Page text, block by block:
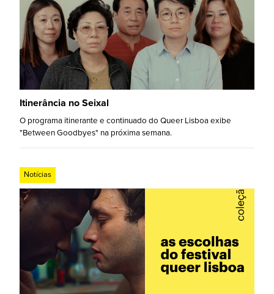
Itinerância no Seixal
O programa itinerante e continuado do Queer Lisboa exibe
"Between Goodbyes" na próxima semana.
Notícias